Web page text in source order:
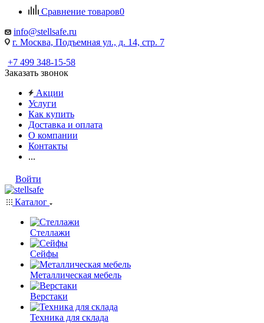
Сравнение товаров0
info@stellsafe.ru
г. Москва, Подъемная ул., д. 14, стр. 7
+7 499 348-15-58
Заказать звонок
Акции
Услуги
Как купить
Доставка и оплата
О компании
Контакты
...
Войти
Каталог
Стеллажи
Сейфы
Металлическая мебель
Верстаки
Техника для склада